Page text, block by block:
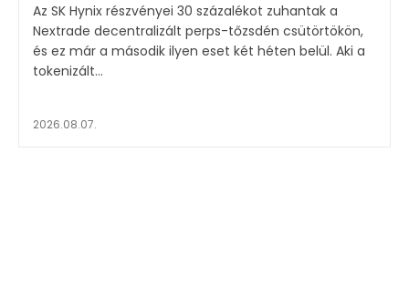
Az SK Hynix részvényei 30 százalékot zuhantak a
Nextrade decentralizált perps-tőzsdén csütörtökön,
és ez már a második ilyen eset két héten belül. Aki a
tokenizált...
2026.08.07.